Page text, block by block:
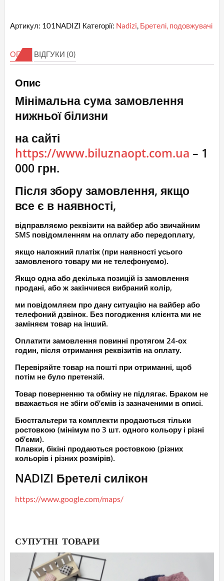
Артикул: 101NADIZI Категорії: Nadizi, Бретелі, подовжувачі
ОПИС ВІДГУКИ (0)
Опис
Мінімальна сума замовлення
нижньої білизни
на сайті
https://www.biluznaopt.com.ua – 1
000 грн.
Після збору замовлення, якщо
все є в наявності,
відправляємо реквізити на вайбер або звичайним
SMS повідомленням на оплату або передоплату,
якщо наложний платіж (при наявності усього
замовленого товару ми не телефонуємо).
Якщо одна або декілька позицій із замовлення
продані, або ж закінчився вибраний колір,
ми повідомляєм про дану ситуацію на вайбер або
телефоний дзвінок. Без погодження клієнта ми не
заміняєм товар на інший.
Оплатити замовлення повинні протягом 24-ох
годин, після отримання реквізитів на оплату.
Перевіряйте товар на пошті при отриманні, щоб
потім не було претензій.
Товар поверненню та обміну не підлягає. Браком не
вважається не збіги об’ємів із зазначеними в описі.
Бюстгальтери та комплекти продаються тільки
ростовкою (мінімум по 3 шт. одного кольору і різні
об’єми).
Плавки, бікіні продаються ростовкою (різних
кольорів і різних розмірів).
NADIZI Бретелі силікон
https://www.google.com/maps/
СУПУТНІ ТОВАРИ